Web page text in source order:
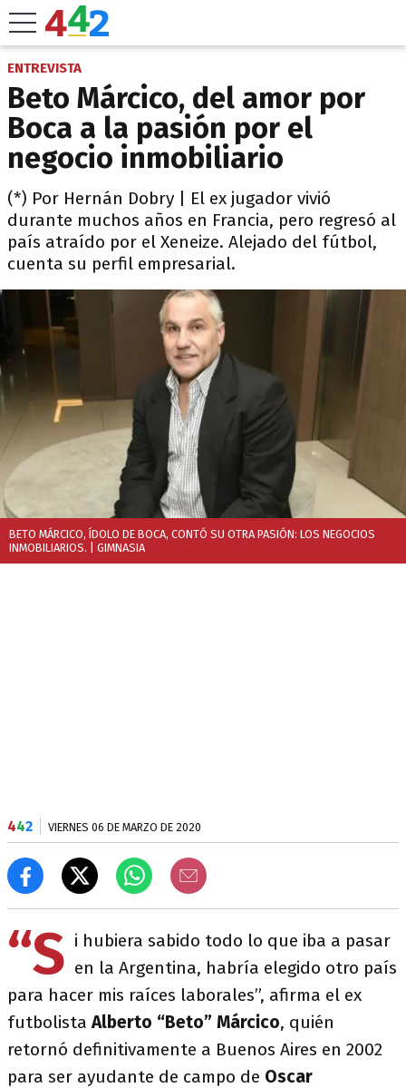
ENTREVISTA
Beto Márcico, del amor por
Boca a la pasión por el
negocio inmobiliario
(*) Por Hernán Dobry | El ex jugador vivió
durante muchos años en Francia, pero regresó al
país atraído por el Xeneize. Alejado del fútbol,
cuenta su perfil empresarial.
BETO MÁRCICO, ÍDOLO DE BOCA, CONTÓ SU OTRA PASIÓN: LOS NEGOCIOS
INMOBILIARIOS. | GIMNASIA
442 VIERNES 06 DE MARZO DE 2020
“S i hubiera sabido todo lo que iba a pasar
en la Argentina, habría elegido otro país
para hacer mis raíces laborales”, afirma el ex
futbolistaAlberto “Beto” Márcico, quién
retornó definitivamente a Buenos Aires en 2002
para ser ayudante de campo de Oscar